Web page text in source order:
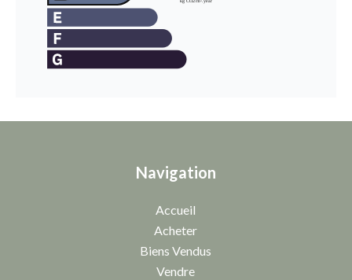
Navigation
Accueil
Acheter
Biens Vendus
Vendre